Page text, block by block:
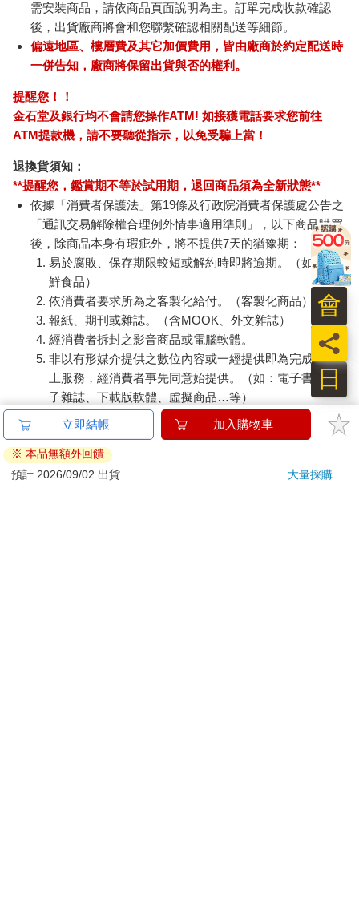
需安裝商品，請依商品頁面說明為主。訂單完成收款確認
後，出貨廠商將會和您聯繫確認相關配送等細節。
偏遠地區、樓層費及其它加價費用，皆由廠商於約定配送時
一併告知，廠商將保留出貨與否的權利。
提醒您！！
金石堂及銀行均不會請您操作ATM! 如接獲電話要求您前往
ATM提款機，請不要聽從指示，以免受騙上當！
退換貨須知：
**提醒您，鑑賞期不等於試用期，退回商品須為全新狀態**
依據「消費者保護法」第19條及行政院消費者保護處公告之
「通訊交易解除權合理例外情事適用準則」，以下商品購買
後，除商品本身有瑕疵外，將不提供7天的猶豫期：
易於腐敗、保存期限較短或解約時即將逾期。（如：生
鮮食品）
依消費者要求所為之客製化給付。（客製化商品）
報紙、期刊或雜誌。（含MOOK、外文雜誌）
經消費者拆封之影音商品或電腦軟體。
非以有形媒介提供之數位內容或一經提供即為完成之線
上服務，經消費者事先同意始提供。（如：電子書、電
子雜誌、下載版軟體、虛擬商品…等）
已拆封之個人衛生用品。（如：內衣褲、刮鬍刀、除毛
若非上列種類商品，均享有到貨7天的猶豫期（含例假
日）。
日
員
會